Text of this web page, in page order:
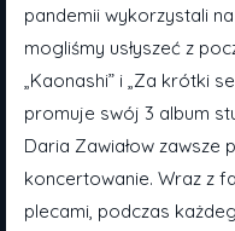
pandemii wykorzystali
mogliśmy usłyszeć z
„Kaonashi” i „Za krótki
promuje swój 3 album
Daria Zawiałow zawsze
koncertowanie. Wraz z
plecami, podczas